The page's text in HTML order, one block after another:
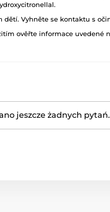
Vyhněte se kontaktu s
ověřte informace uvedené
jeszcze żadnych